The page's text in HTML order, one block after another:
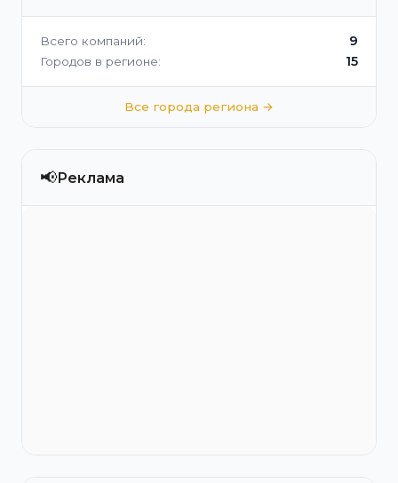
Всего компаний: 9
Городов в регионе: 15
Все города региона →
📢Реклама